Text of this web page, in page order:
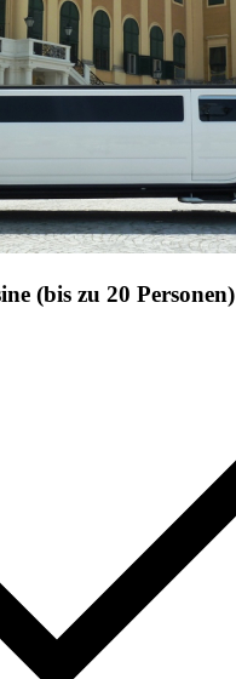
(bis zu 20 Personen)